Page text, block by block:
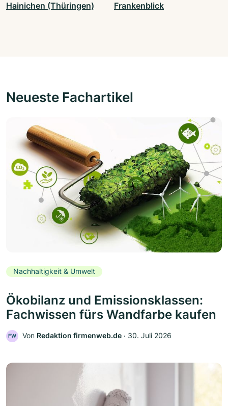
Hainichen (Thüringen) Frankenblick
Neueste Fachartikel
Nachhaltigkeit & Umwelt
Ökobilanz und Emissionsklassen:
Fachwissen fürs Wandfarbe kaufen
FW Von Redaktion firmenweb.de ‧ 30. Juli 2026